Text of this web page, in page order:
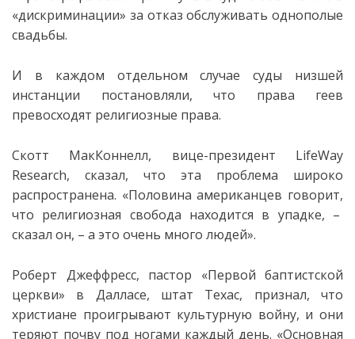
«дискриминации» за отказ обслуживать однополые
свадьбы.
И в каждом отдельном случае суды низшей
инстанции постановляли, что права геев
превосходят религиозные права.
Скотт МакКоннелл, вице-президент LifeWay
Research, сказал, что эта проблема широко
распространена. «Половина американцев говорит,
что религиозная свобода находится в упадке, –
сказал он, – а это очень много людей».
Роберт Джеффресс, пастор «Первой баптистской
церкви» в Далласе, штат Техас, признал, что
христиане проигрывают культурную войну, и они
теряют почву под ногами каждый день. «Основная